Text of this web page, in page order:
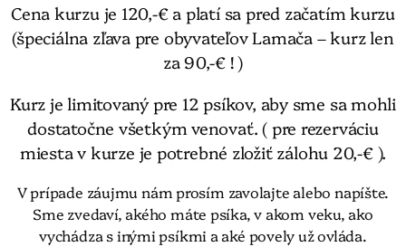
Cena kurzu je 120,-€ a platí sa pred začatím kurzu
(špeciálna zľava pre obyvateľov Lamača – kurz len
za 90,-€ ! )
Kurz je limitovaný pre 12 psíkov, aby sme sa mohli
dostatočne všetkým venovať. ( pre rezerváciu
miesta v kurze je potrebné zložiť zálohu 20,-€ ).
V prípade záujmu nám prosím zavolajte alebo napíšte.
Sme zvedaví, akého máte psíka, v akom veku, ako
vychádza s inými psíkmi a aké povely už ovláda.